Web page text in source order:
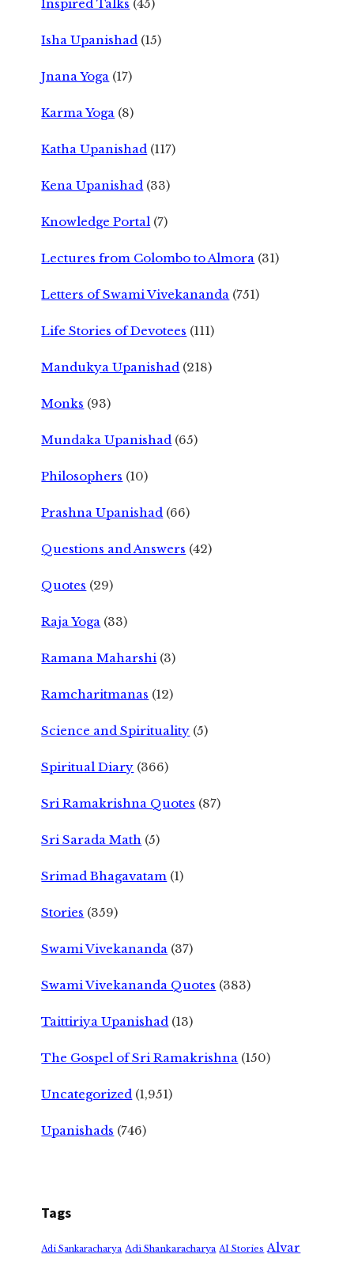
Inspired Talks (45)
Isha Upanishad (15)
Jnana Yoga (17)
Karma Yoga (8)
Katha Upanishad (117)
Kena Upanishad (33)
Knowledge Portal (7)
Lectures from Colombo to Almora (31)
Letters of Swami Vivekananda (751)
Life Stories of Devotees (111)
Mandukya Upanishad (218)
Monks (93)
Mundaka Upanishad (65)
Philosophers (10)
Prashna Upanishad (66)
Questions and Answers (42)
Quotes (29)
Raja Yoga (33)
Ramana Maharshi (3)
Ramcharitmanas (12)
Science and Spirituality (5)
Spiritual Diary (366)
Sri Ramakrishna Quotes (87)
Sri Sarada Math (5)
Srimad Bhagavatam (1)
Stories (359)
Swami Vivekananda (37)
Swami Vivekananda Quotes (383)
Taittiriya Upanishad (13)
The Gospel of Sri Ramakrishna (150)
Uncategorized (1,951)
Upanishads (746)
Tags
Adi Sankaracharya Adi Shankaracharya AI Stories Alvar